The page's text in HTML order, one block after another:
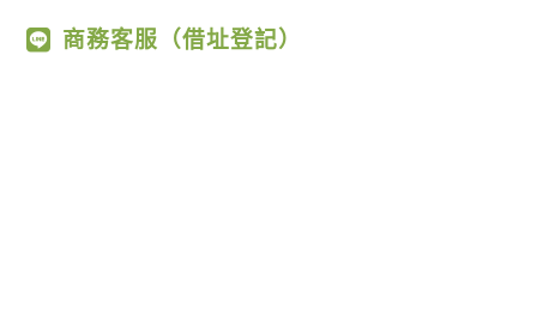
商務客服（借址登記）